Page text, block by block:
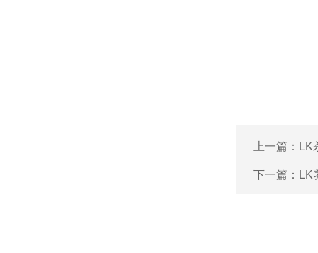
上一篇： LK
下一篇： LK